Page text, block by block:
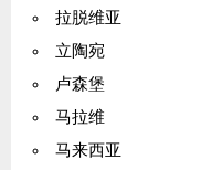
拉脱维亚
立陶宛
卢森堡
马拉维
马来西亚